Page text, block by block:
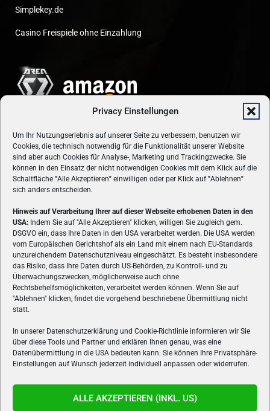
Privacy Einstellungen
Um Ihr Nutzungserlebnis auf unserer Seite zu verbessern, benutzen wir
Cookies, die technisch notwendig für die Funktionalität unserer Website
sind aber auch Cookies für Analyse-, Marketing und Trackingzwecke. Sie
können in den Einsatz der nicht notwendigen Cookies mit dem Klick auf die
Schaltfläche "Alle Akzeptieren" einwilligen oder per Klick auf"Ablehnen"
sich anders entscheiden.
Hinweis auf Verarbeitung Ihrer auf dieser Webseite erhobenen Daten in den
USA: Indem Sie auf "Alle Akzeptieren" klicken, willigen Sie zugleich gem.
DSGVO ein, dass Ihre Daten in den USA verarbeitet werden. Die USA werden
vom Europäischen Gerichtshof als ein Land mit einem nach EU-Standards
unzureichendem Datenschutzniveau eingeschätzt. Es besteht insbesondere
das Risiko, dass Ihre Daten durch US-Behörden, zu Kontroll- und zu
Überwachungszwecken, möglicherweise auch ohne
Rechtsbehelfsmöglichkeiten, verarbeitet werden können. Wenn Sie auf
"Ablehnen" klicken, findet die vorgehend beschriebene Übermittlung nicht
statt.
In unserer Datenschutzerklärung und Cookie-Richtlinie informieren wir Sie
über diese Tools und Partner und erklären Ihnen genau, was eine
Datenübermittlung in die USA bedeuten kann. Sie können Ihre Privatsphäre-
Einstellungen auf Wunsch jederzeit individuell anpassen oder widerrufen.
ALLE AKZEPTIEREN (INKL. US)
Simplekey.de
Casino Freispiele ohne Einzahlung
ÜBER UNS
VON GAMERN, FÜR GAMER! Gamers.at ist das älteste Online-
Spielemagazin Österreichs und bringt täglich aktuelle News,
Reviews und Videos zu PC- und Konsolenspielen, Gaming-
Hardware und aus der Welt des e-Sport's.
FOLGE UNS